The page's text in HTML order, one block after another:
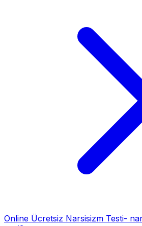
Online Ücretsiz Narsisizm Testi-